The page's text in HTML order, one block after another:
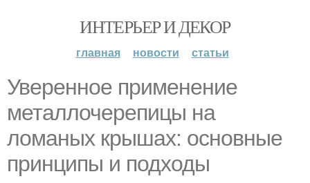
ИНТЕРЬЕР И ДЕКОР
главная новости статьи
Уверенное применение
металлочерепицы на
ломаных крышах: основные
принципы и подходы